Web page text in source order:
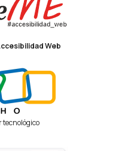
Web
tecnológico